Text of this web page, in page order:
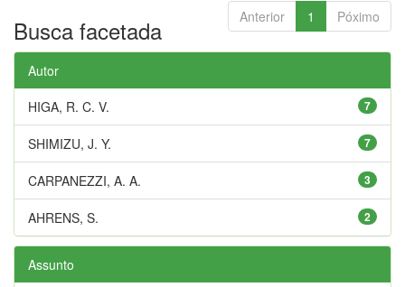
Anterior 1 Póximo
Busca facetada
Autor
7
HIGA, R. C. V.
7
SHIMIZU, J. Y.
3
CARPANEZZI, A. A.
2
AHRENS, S.
Assunto